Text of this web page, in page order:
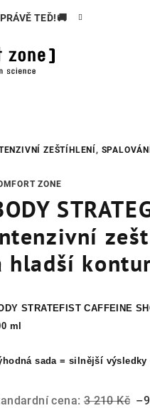
TEĎ!🚚
ZEŠTÍHLENÍ,
ZONE
hladší
STRATEFIST CAFFEINE
ml
sada = silnější výsledky
cena: 3 210 Kč